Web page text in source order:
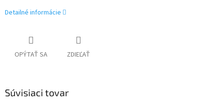
Detailné informácie
OPÝTAŤ SA ZDIEĽAŤ
Súvisiaci tovar